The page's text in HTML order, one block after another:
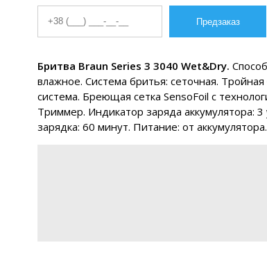
Бритва Braun Series 3 3040 Wet&Dry.
влажное. Система бритья: сеточная.
система. Бреющая сетка SensoFoil с
Триммер. Индикатор заряда аккумулятора:
зарядка: 60 минут. Питание: от аккумулятора.